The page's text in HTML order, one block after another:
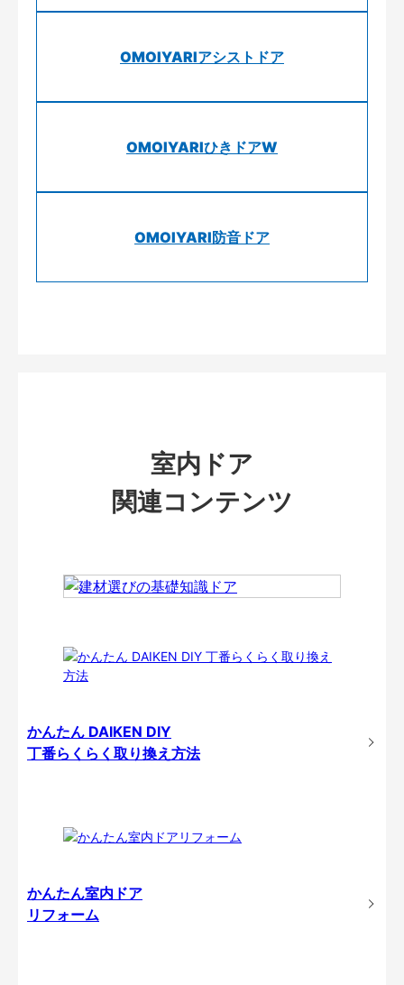
OMOIYARIアシストドア
OMOIYARIひきドアW
OMOIYARI防音ドア
室内ドア
関連コンテンツ
かんたん DAIKEN DIY
丁番らくらく取り換え方法
かんたん室内ドア
リフォーム